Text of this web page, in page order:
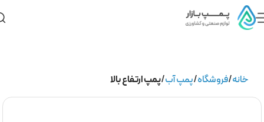
خانه فروشگاه پمپ آب پمپ ارتفاع بالا